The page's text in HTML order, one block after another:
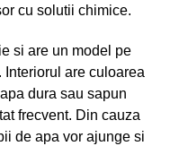
cu solutii chimice.
si are un model pe
Interiorul are culoarea
dura sau sapun
frecvent. Din cauza
de apa vor ajunge si